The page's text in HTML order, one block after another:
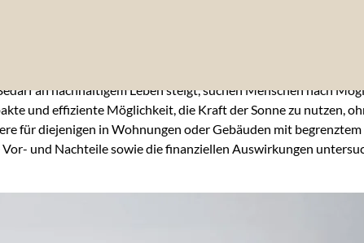
an nachhaltigem Leben steigt, suchen Menschen nach
und effiziente Möglichkeit, die Kraft der Sonne zu nutzen,
für diejenigen in Wohnungen oder Gebäuden mit
und Nachteile sowie die finanziellen Auswirkungen